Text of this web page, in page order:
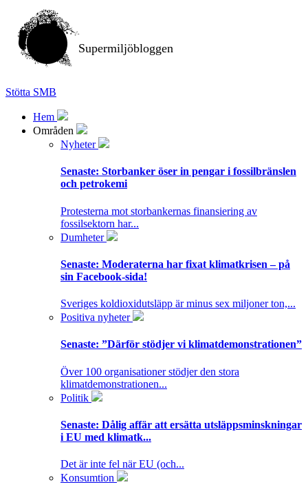
Supermiljöbloggen
Stötta SMB
Hem
Områden
Nyheter
Senaste: Storbanker öser in pengar i fossilbränslen
och petrokemi
Protesterna mot storbankernas finansiering av
fossilsektorn har...
Dumheter
Senaste: Moderaterna har fixat klimatkrisen – på
sin Facebook-sida!
Sveriges koldioxidutsläpp är minus sex miljoner ton,...
Positiva nyheter
Senaste: ”Därför stödjer vi klimatdemonstrationen”
Över 100 organisationer stödjer den stora
klimatdemonstrationen...
Politik
Senaste: Dålig affär att ersätta utsläppsminskningar
i EU med klimatk...
Det är inte fel när EU (och...
Konsumtion